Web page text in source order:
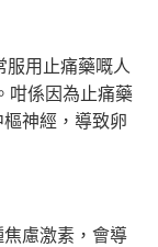
服用止痛藥嘅人
咁係因為止痛藥
神經，導致卵
慮激素，會導